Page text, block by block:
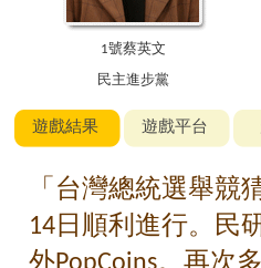
1號蔡英文
民主進步黨
遊戲結果 遊戲平台
「台灣總統選舉競
14日順利進行。民